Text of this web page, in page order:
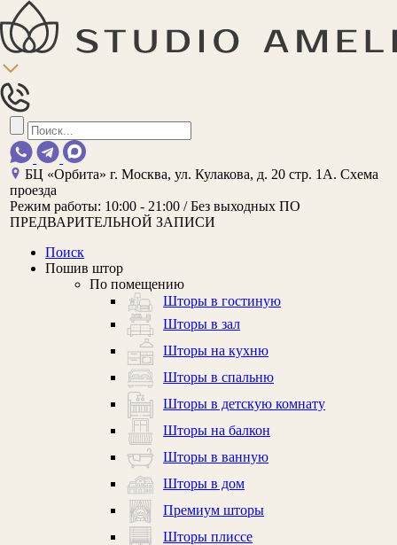
БЦ «Орбита»г. Москва, ул. Кулакова, д. 20 стр. 1А. Схема
проезда
Режим работы: 10:00 - 21:00 / Без выходных ПО
ПРЕДВАРИТЕЛЬНОЙ ЗАПИСИ
Поиск
Пошив штор
По помещению
Шторы в гостиную
Шторы в зал
Шторы на кухню
Шторы в спальню
Шторы в детскую комнату
Шторы на балкон
Шторы в ванную
Шторы в дом
Премиум шторы
Шторы плиссе